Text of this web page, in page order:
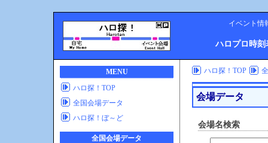
イベント情
ハロプロ時刻
MENU
ハロ探！TOP
全国会場データ
ハロ探！ぼ～ど
全国会場データ
ハロ探！TOP
会場データ
会場名検索